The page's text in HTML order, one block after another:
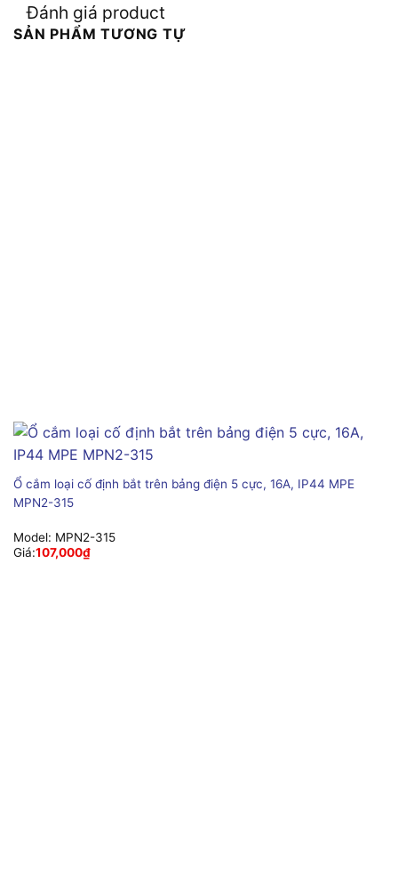
Đánh giá product
SẢN PHẨM TƯƠNG TỰ
Ổ cắm loại cố định bắt trên bảng điện 5 cực, 16A, IP44 MPE
MPN2-315
Model: MPN2-315
Giá:107,000₫